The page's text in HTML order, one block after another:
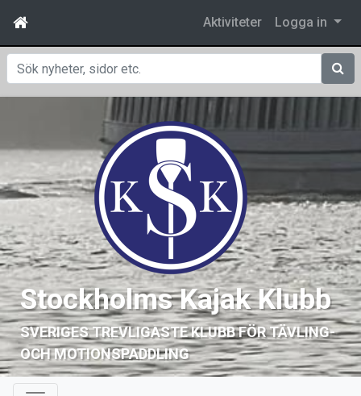
Aktiviteter Logga in
Sök
Stockholms Kajak Klubb
SVERIGES TREVLIGASTE KLUBB FÖR TÄVLING-
OCH MOTIONSPADDLING